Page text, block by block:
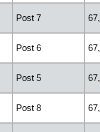
Post 7
Post 6
Post 5
Post 8